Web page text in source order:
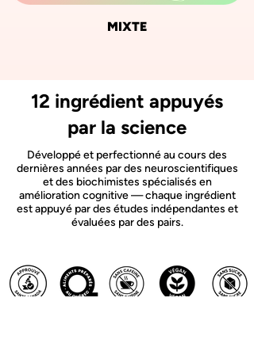
MIXTE
12 ingrédient appuyés
par la science
Développé et perfectionné au cours des
dernières années par des neuroscientifiques
et des biochimistes spécialisés en
amélioration cognitive — chaque ingrédient
est appuyé par des études indépendantes et
évaluées par des pairs.